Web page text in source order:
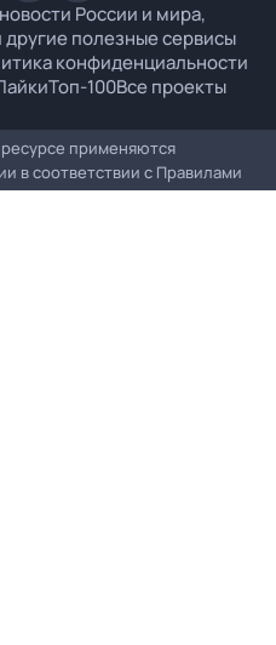
России и мира,
другие полезные сервисы
конфиденциальности
Топ-100Все проекты
применяются
в соответствии с Правилами